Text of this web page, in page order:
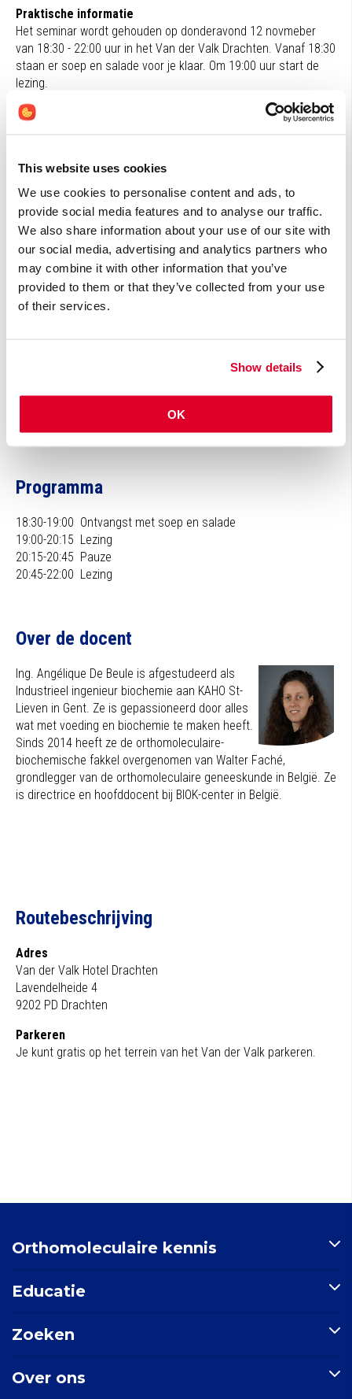
This website uses cookies
We use cookies to personalise content and ads, to
provide social media features and to analyse our traffic.
We also share information about your use of our site with
our social media, advertising and analytics partners who
may combine it with other information that you’ve
provided to them or that they’ve collected from your use
of their services.
Show details
OK
Praktische informatie
Het seminar wordt gehouden op donderavond 12 novmeber
van 18:30 - 22:00 uur in het Van der Valk Drachten. Vanaf 18:30
staan er soep en salade voor je klaar. Om 19:00 uur start de
lezing.
Voor deelname aan het seminar vragen we een symbolische
worden voorkomen. Na afloop ontvang je een mooie goodie
Ook te volgen in Breda
Dit avondseminar kun je ook bijwonen op dinsdagavond 17
novmeber in Breda. Klikhierom je aan te melden
Voor wie?
Het avondseminar is bedoeld voor gezondheidsprofessionals
zoals therapeuten, artsen, adviesdrogisten en
Wil je hierbij aanwezig zijn? Meld je dan zo snel mogelijk
aan want vol = vol.
Programma
18:30-19:00 Ontvangst met soep en salade
19:00-20:15 Lezing
20:15-20:45 Pauze
20:45-22:00 Lezing
Over de docent
Ing. Angélique De Beule is afgestudeerd als
Industrieel ingenieur biochemie aan KAHO St-
Lieven in Gent. Ze is gepassioneerd door alles
wat met voeding en biochemie te maken heeft.
Sinds 2014 heeft ze de orthomoleculaire-
biochemische fakkel overgenomen van Walter Faché,
grondlegger van de orthomoleculaire geneeskunde in België. Ze
is directrice en hoofddocent bij BIOK-center in België.
Routebeschrijving
Adres
Van der Valk Hotel Drachten
Lavendelheide 4
9202 PD Drachten
Parkeren
Je kunt gratis op het terrein van het Van der Valk parkeren.
Orthomoleculaire kennis
Nutriënten-index
Indicatie-index
Nieuws
Educatie
E-learning: Basisprincipes orthomoleculaire geneeskunde
Mondgezondheid
Zoeken
Zoek een indicatie
Over ons